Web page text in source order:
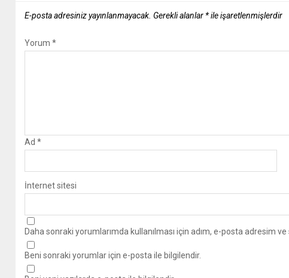
E-posta adresiniz yayınlanmayacak. Gerekli alanlar *ile işaretlenmişlerdir
Yorum*
Ad*
İnternet sitesi
Daha sonraki yorumlarımda kullanılması için adım, e-posta adresim
Beni sonraki yorumlar için e-posta ile bilgilendir.